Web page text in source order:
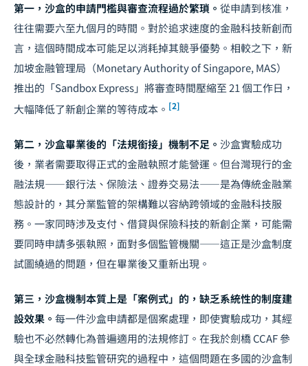
第一，沙盒的申請門檻與審查流程過於繁瑣。 從申請到核准，
往往需要六至九個月的時間。對於追求速度的金融科技新創而
言，這個時間成本可能足以消耗掉其競爭優勢。相較之下，新
加坡金融管理局（Monetary Authority of Singapore, MAS）
推出的「Sandbox Express」將審查時間壓縮至 21 個工作日，
大幅降低了新創企業的等待成本。 [2]
第二，沙盒畢業後的「法規銜接」機制不足。 沙盒實驗成功
後，業者需要取得正式的金融執照才能營運。但台灣現行的金
融法規——銀行法、保險法、證券交易法——是為傳統金融業
態設計的，其分業監管的架構難以容納跨領域的金融科技服
務。一家同時涉及支付、借貸與保險科技的新創企業，可能需
要同時申請多張執照，面對多個監管機關——這正是沙盒制度
試圖繞過的問題，但在畢業後又重新出現。
第三，沙盒機制本質上是「案例式」的，缺乏系統性的制度建
設效果。 每一件沙盒申請都是個案處理，即使實驗成功，其經
驗也不必然轉化為普遍適用的法規修訂。在我於劍橋 CCAF 參
與全球金融科技監管研究的過程中，這個問題在多國的沙盒制